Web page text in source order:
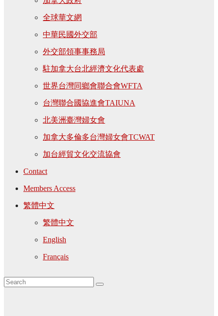
全球華文網
中華民國外交部
外交部領事事務局
駐加拿大台北經濟文化代表處
世界台灣同鄉會聯合會WFTA
台灣聯合國協進會TAIUNA
北美洲臺灣婦女會
加拿大多倫多台灣婦女會TCWAT
加台經貿文化交流協會
Contact
Members Access
繁體中文
繁體中文
English
Français